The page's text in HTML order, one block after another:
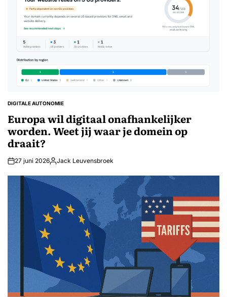
GEPLAATST
DIGITALE AUTONOMIE
Europa wil digitaal onafhankelijker
worden. Weet jij waar je domein op
draait?
27 juni 2026Geplaatst
Jack Leuvensbroek